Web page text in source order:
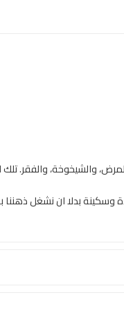
والفقر. تلك
بدلا ان نشغل ذهننا